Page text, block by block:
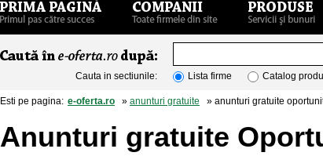
Cauta in sectiunile: Lista firme Catalog
Esti pe pagina: e-oferta.ro » anunturi gratuite » anunturi gratuite
Anunturi gratuite